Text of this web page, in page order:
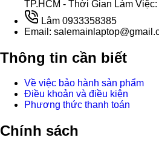
TP.HCM - Thời Gian Làm
Lâm 0933358385
Email:
Thông tin cần biết
Về việc bảo hành sản phẩm
Điều khoản và điều kiện
Phương thức thanh toán
Chính sách